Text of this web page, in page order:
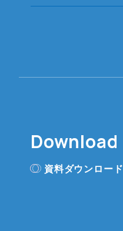
Download
資料ダウンロード